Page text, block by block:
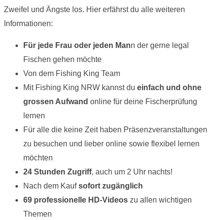
Zweifel und Ängste los. Hier erfährst du alle weiteren
Informationen:
Für jede Frau oder jeden Mann der gerne legal
Fischen gehen möchte
Von dem Fishing King Team
Mit Fishing King NRW kannst du einfach und ohne
grossen Aufwand online für deine Fischerprüfung
lernen
Für alle die keine Zeit haben Präsenzveranstaltungen
zu besuchen und lieber online sowie flexibel lernen
möchten
24 Stunden Zugriff, auch um 2 Uhr nachts!
Nach dem Kaufsofort zugänglich
69 professionelle HD-Videos zu allen wichtigen
Themen